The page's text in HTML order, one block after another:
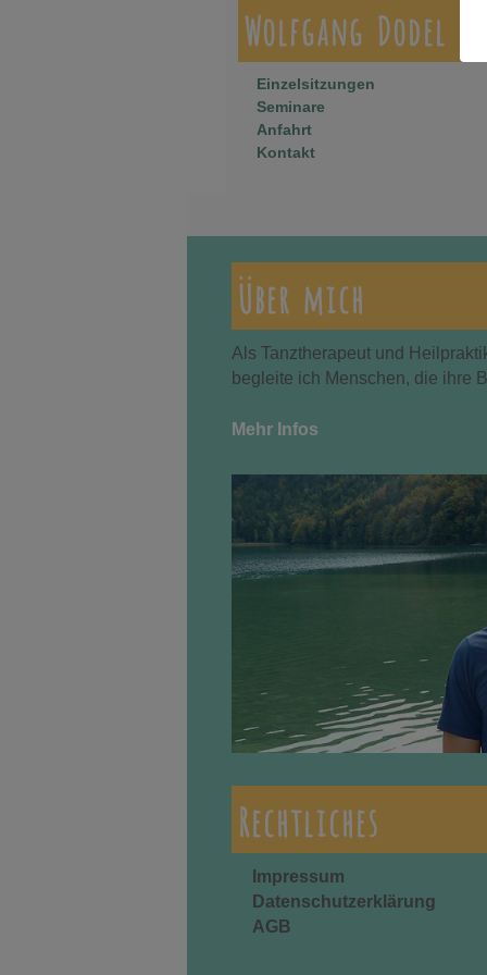
Wolfgang Dodel
Einzelsitzungen
Seminare
Anfahrt
Kontakt
Über mich
Als Tanztherapeut und
begleite ich Menschen, die ihre
Mehr Infos
Rechtliches
Impressum
Datenschutzerklärung
AGB